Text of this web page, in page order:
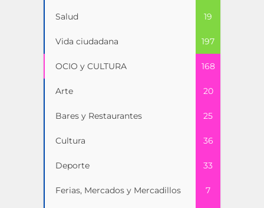
Salud 19
Vida ciudadana 197
OCIO y CULTURA 168
Arte 20
Bares y Restaurantes 25
Cultura 36
Deporte 33
Ferias, Mercados y Mercadillos 7